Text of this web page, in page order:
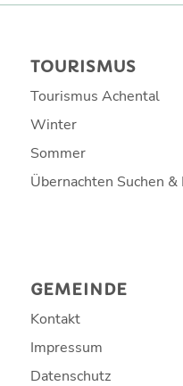
TOURISMUS
Tourismus Achental
Winter
Sommer
Übernachten Suchen &
GEMEINDE
Kontakt
Impressum
Datenschutz